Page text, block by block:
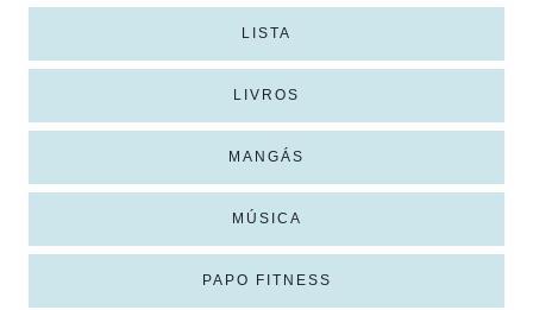
LISTA
LIVROS
MANGÁS
MÚSICA
PAPO FITNESS